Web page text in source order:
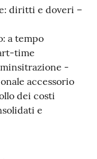
diritti e doveri –
a tempo
time
-
accessorio
dei costi
e